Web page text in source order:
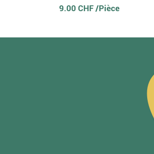
9.00 CHF /Pièce